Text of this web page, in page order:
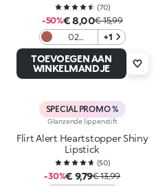
(70)
-50%€ 8,00€ 15,99
02
Charmed
Rose
+1
TOEVOEGEN AAN
WINKELMANDJE
SPECIAL PROMO %
Glanzende lippenstift
Flirt Alert Heartstopper Shiny
Lipstick
(50)
-30%€ 9,79€ 13,99